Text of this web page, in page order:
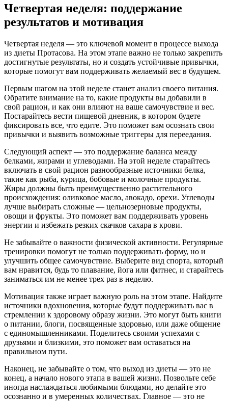
Четвертая неделя: поддержание
результатов и мотивация
Четвертая неделя — это ключевой момент в процессе выхода
из диеты Протасова. На этом этапе важно не только закрепить
достигнутые результаты, но и создать устойчивые привычки,
которые помогут вам поддерживать желаемый вес в будущем.
Первым шагом на этой неделе станет анализ своего питания.
Обратите внимание на то, какие продукты вы добавили в
свой рацион, и как они влияют на ваше самочувствие и вес.
Постарайтесь вести пищевой дневник, в котором будете
фиксировать все, что едите. Это поможет вам осознать свои
привычки и выявить возможные триггеры для переедания.
Следующий аспект — это поддержание баланса между
белками, жирами и углеводами. На этой неделе старайтесь
включать в свой рацион разнообразные источники белка,
такие как рыба, курица, бобовые и молочные продукты.
Жиры должны быть преимущественно растительного
происхождения: оливковое масло, авокадо, орехи. Углеводы
лучше выбирать сложные — цельнозерновые продукты,
овощи и фрукты. Это поможет вам поддерживать уровень
энергии и избежать резких скачков сахара в крови.
Не забывайте о важности физической активности. Регулярные
тренировки помогут не только поддерживать форму, но и
улучшить общее самочувствие. Выберите вид спорта, который
вам нравится, будь то плавание, йога или фитнес, и старайтесь
заниматься им не менее трех раз в неделю.
Мотивация также играет важную роль на этом этапе. Найдите
источники вдохновения, которые будут поддерживать вас в
стремлении к здоровому образу жизни. Это могут быть книги
о питании, блоги, посвященные здоровью, или даже общение
с единомышленниками. Поделитесь своими успехами с
друзьями и близкими, это поможет вам оставаться на
правильном пути.
Наконец, не забывайте о том, что выход из диеты — это не
конец, а начало нового этапа в вашей жизни. Позвольте себе
иногда наслаждаться любимыми блюдами, но делайте это
осознанно и в умеренных количествах. Главное — это не